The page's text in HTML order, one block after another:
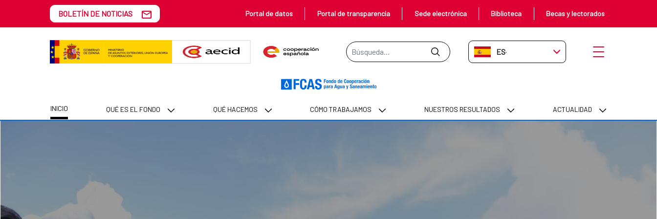
Saltar al contenido principalBOLETÍN DE NOTICIAS Portal de datos Portal de transparencia Sede electrónica Biblioteca Becas y lectorados
Barra de búsqueda
ES-ES Abrir menú
INICIO QUÉ ES EL FONDO QUÉ HACEMOS CÓMO TRABAJAMOS NUESTROS RESULTADOS ACTUALIDAD